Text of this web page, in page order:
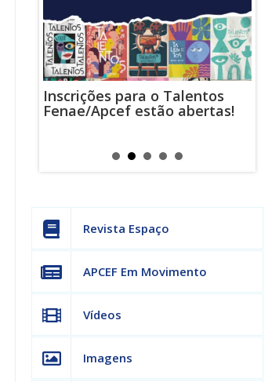
Inscrições para o Talentos
Fenae/Apcef estão abertas!
Revista Espaço
APCEF Em Movimento
Vídeos
Imagens